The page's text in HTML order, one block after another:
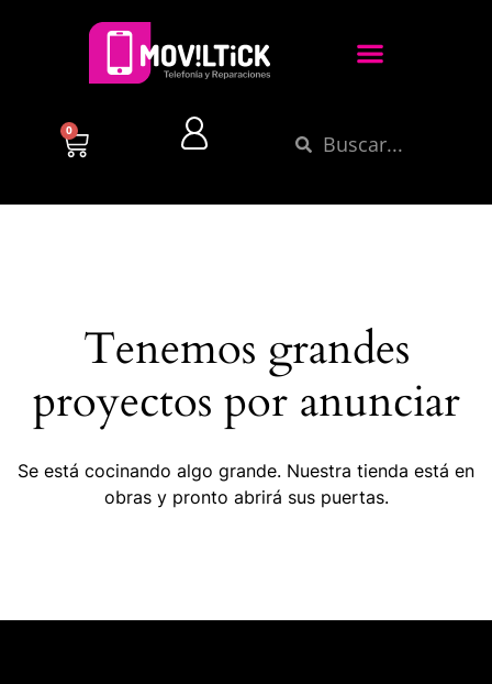
0
Tenemos grandes
proyectos por anunciar
Se está cocinando algo grande. Nuestra tienda está en
obras y pronto abrirá sus puertas.